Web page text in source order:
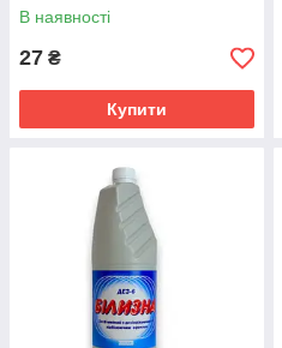
В наявності
27 ₴
Купити